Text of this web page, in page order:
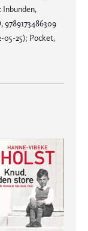
Inbunden,
9789173486309
05-25); Pocket,